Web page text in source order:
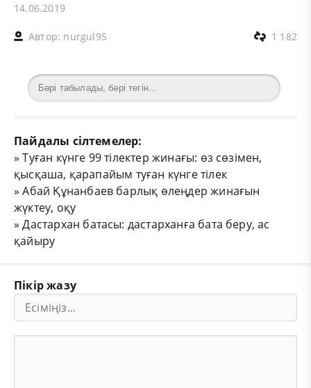
14.06.2019
Автор: nurgul95 1 182
Пайдалы сілтемелер:
»Туған күнге 99 тілектер жинағы: өз сөзімен,
қысқаша, қарапайым туған күнге тілек
»Абай Құнанбаев барлық өлеңдер жинағын
жүктеу, оқу
»Дастархан батасы: дастарханға бата беру, ас
қайыру
Пікір жазу